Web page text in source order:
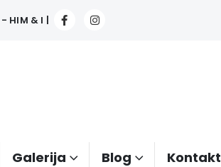
- HIM & I |
Galerija Blog Kontakt